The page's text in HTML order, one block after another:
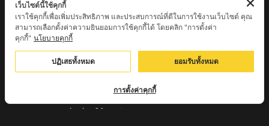
หลวงปู่สยาก๊วนพระชะยะ อินต๊ะวังโส วัดพระบาทผาผึ้ง
อำเภอลี้ จ.ลำพูน
หลวงตาชา สำนักสงฆ์ ถ้ำคองหลู ต.เชียงดาว อ.เชียงดาว
จ.เชียงใหม่ เสก
ครูบานะ ชินวํโส สำนักสงฆ์ดอยอีฮุย จ.ลำพูน
ครูบาเลิศ วัดทุ่งม่านใต้ จ.ลำปาง
เว็บไซต์นี้ใช้คุกกี้
เราใช้คุกกี้เพื่อเพิ่มประสิทธิภาพ และประสบการณ์ที่ดีในการใช้งานเว็บไซต์ คุณ
สามารถเลือกตั้งค่าความยินยอมการใช้คุกกี้ได้ โดยคลิก "การตั้งค่า
คุกกี้" นโยบายคุกกี้
ปฏิเสธทั้งหมด ยอมรับทั้งหมด
การตั้งค่าคุกกี้